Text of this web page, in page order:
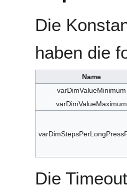
Die
haben die
Name
varDimValueMinimum
varDimValueMaximum
Die